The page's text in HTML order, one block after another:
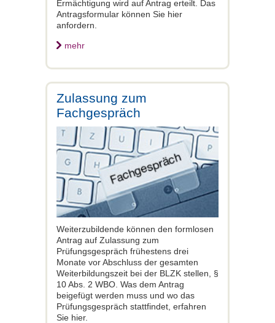
Ermächtigung wird auf Antrag erteilt. Das
Antragsformular können Sie hier
anfordern.
mehr
Zulassung zum
Fachgespräch
Weiterzubildende können den formlosen
Antrag auf Zulassung zum
Prüfungsgespräch frühestens drei
Monate vor Abschluss der gesamten
Weiterbildungszeit bei der BLZK stellen, §
10 Abs. 2 WBO. Was dem Antrag
beigefügt werden muss und wo das
Prüfungsgespräch stattfindet, erfahren
Sie hier.